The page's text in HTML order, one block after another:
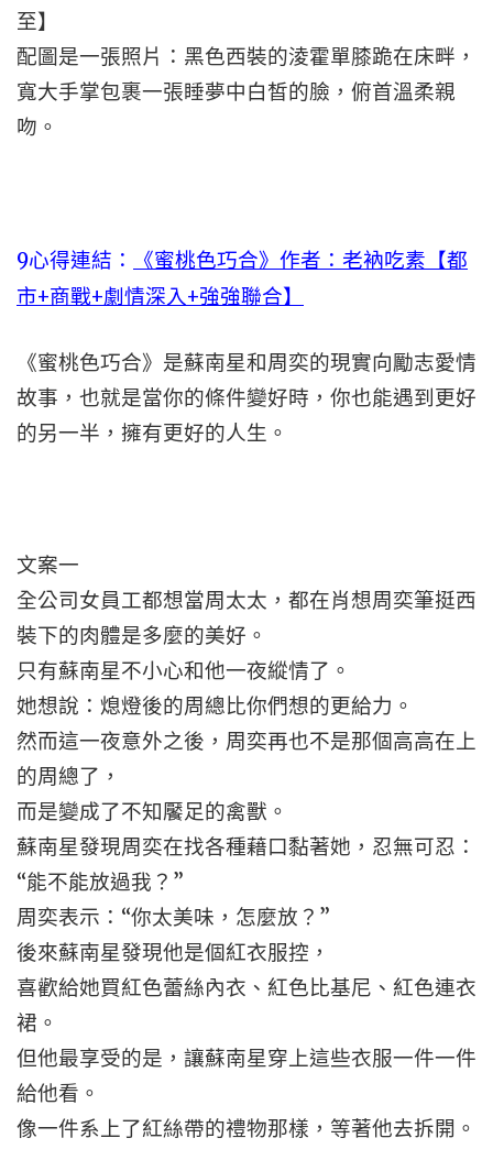
至】
配圖是一張照片：黑色西裝的淩霍單膝跪在床畔，
寬大手掌包裹一張睡夢中白皙的臉，俯首溫柔親
吻。
9心得連結：
《蜜桃色巧合》作者：老衲吃素【都
市+商戰+劇情深入+強強聯合】
《蜜桃色巧合》是蘇南星和周奕的現實向勵志愛情
故事，也就是當你的條件變好時，你也能遇到更好
的另一半，擁有更好的人生。
文案一
全公司女員工都想當周太太，都在肖想周奕筆挺西
裝下的肉體是多麼的美好。
只有蘇南星不小心和他一夜縱情了。
她想說：熄燈後的周總比你們想的更給力。
然而這一夜意外之後，周奕再也不是那個高高在上
的周總了，
而是變成了不知饜足的禽獸。
蘇南星發現周奕在找各種藉口黏著她，忍無可忍：
“能不能放過我？”
周奕表示：“你太美味，怎麼放？”
後來蘇南星發現他是個紅衣服控，
喜歡給她買紅色蕾絲內衣、紅色比基尼、紅色連衣
裙。
但他最享受的是，讓蘇南星穿上這些衣服一件一件
給他看。
像一件系上了紅絲帶的禮物那樣，等著他去拆開。